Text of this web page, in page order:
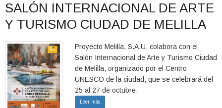
SALÓN INTERNACIONAL DE ARTE
Y TURISMO CIUDAD DE MELILLA
Proyecto Melilla, S.A.U. colabora con el
Salón Internacional de Arte y Turismo Ciudad
de Melilla, organizado por el Centro
UNESCO de la ciudad, que se celebrará del
25 al 27 de octubre.
Leer más